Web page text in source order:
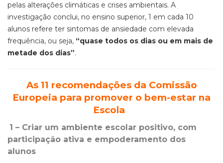
pelas alterações climáticas e crises ambientais. A
investigação conclui, no ensino superior, 1 em cada 10
alunos refere ter sintomas de ansiedade com elevada
frequência, ou seja, “quase todos os dias ou em mais de
metade dos dias”.
As 11 recomendações da Comissão
Europeia para promover o bem-estar na
Escola
1 – Criar um ambiente escolar positivo, com
participação ativa e empoderamento dos
alunos